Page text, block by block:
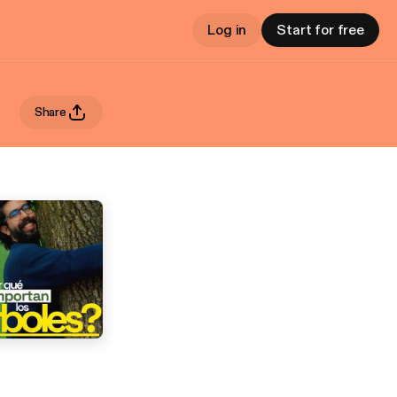
Log in Start for free
Share